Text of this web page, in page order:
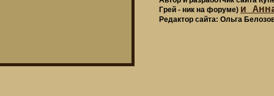
Грей - ник на форуме) и
Редактор сайта: Ольга